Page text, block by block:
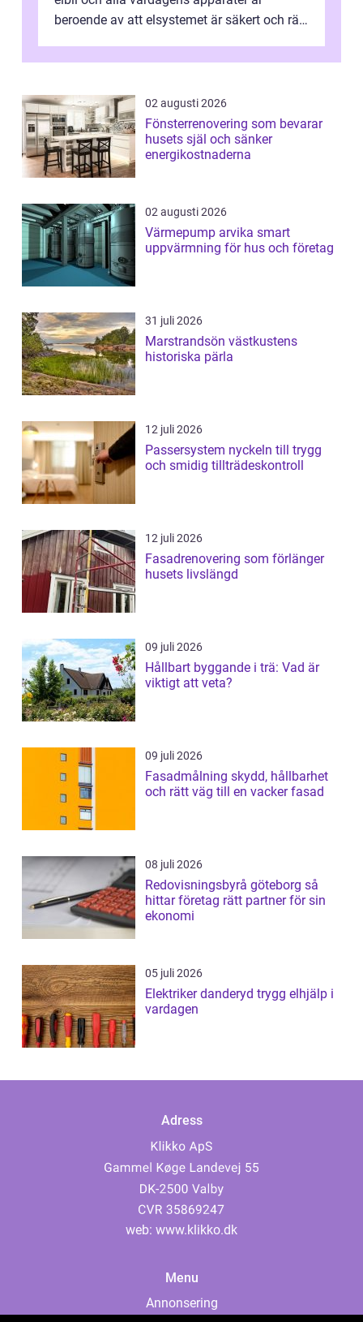
beroende av att elsystemet är säkert och rätt
02 augusti 2026
Fönsterrenovering som bevarar
husets själ och sänker
energikostnaderna
02 augusti 2026
Värmepump arvika smart
uppvärmning för hus och företag
31 juli 2026
Marstrandsön västkustens
historiska pärla
12 juli 2026
Passersystem nyckeln till trygg
och smidig tillträdeskontroll
12 juli 2026
Fasadrenovering som förlänger
husets livslängd
09 juli 2026
Hållbart byggande i trä: Vad är
viktigt att veta?
09 juli 2026
Fasadmålning skydd, hållbarhet
och rätt väg till en vacker fasad
08 juli 2026
Redovisningsbyrå göteborg så
hittar företag rätt partner för sin
ekonomi
05 juli 2026
Elektriker danderyd trygg elhjälp i
vardagen
Adress
web: www.klikko.dk
Menu
Annonsering